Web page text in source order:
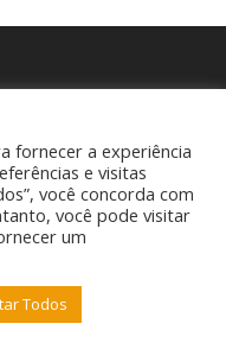
fornecer a experiência
e visitas
você concorda com
você pode visitar
um
Todos